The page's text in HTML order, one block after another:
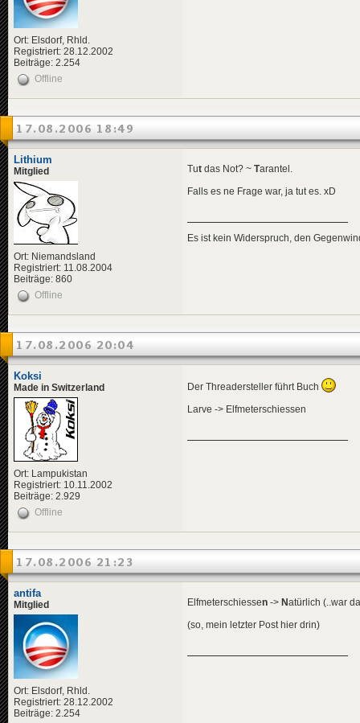
Ort: Elsdorf, Rhld.
Registriert: 28.12.2002
Beiträge: 2.254
Offline
17.08.2006 18:49
Lithium
Mitglied
Ort: Niemandsland
Registriert: 11.08.2004
Beiträge: 860
Tut das Not? ~ Tarantel.
Falls es ne Frage war, ja tut es. xD
Es ist kein Widerspruch, den
Offline
17.08.2006 20:04
Koksi
Made in Switzerland
Ort: Lampukistan
Registriert: 10.11.2002
Beiträge: 2.929
Der Threadersteller führt Buch
Larve -> Elfmeterschiessen
Offline
17.08.2006 21:23
antifa
Mitglied
Ort: Elsdorf, Rhld.
Registriert: 28.12.2002
Beiträge: 2.254
Elfmeterschiessen -> Natürlich (..war
(so, mein letzter Post hier drin)